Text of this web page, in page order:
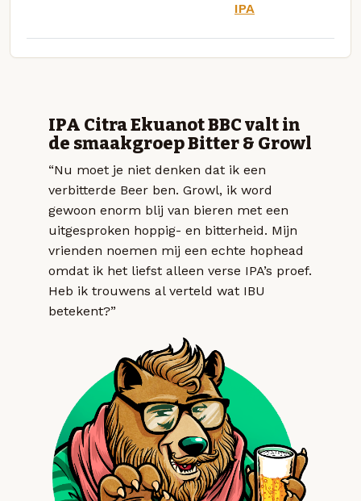
IPA
IPA Citra Ekuanot BBC valt in
de smaakgroep Bitter & Growl
“Nu moet je niet denken dat ik een
verbitterde Beer ben. Growl, ik word
gewoon enorm blij van bieren met een
uitgesproken hoppig- en bitterheid. Mijn
vrienden noemen mij een echte hophead
omdat ik het liefst alleen verse IPA’s proef.
Heb ik trouwens al verteld wat IBU
betekent?”